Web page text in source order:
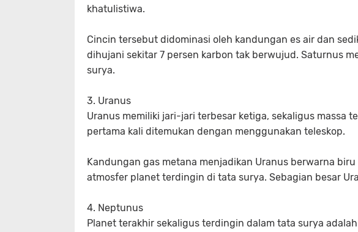
khatulistiwa.
Cincin tersebut didominasi oleh kandungan es air dan
dihujani sekitar 7 persen karbon tak berwujud. Saturnus
surya.
3. Uranus
Uranus memiliki jari-jari terbesar ketiga, sekaligus massa
pertama kali ditemukan dengan menggunakan teleskop.
Kandungan gas metana menjadikan Uranus berwarna
atmosfer planet terdingin di tata surya. Sebagian besar
4. Neptunus
Planet terakhir sekaligus terdingin dalam tata surya